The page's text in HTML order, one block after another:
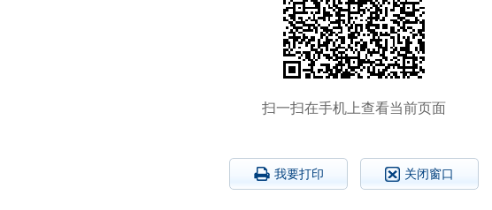
扫一扫在手机上查看当前页面
我要打印 关闭窗口